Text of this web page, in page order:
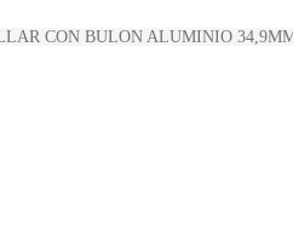
CON BULON ALUMINIO